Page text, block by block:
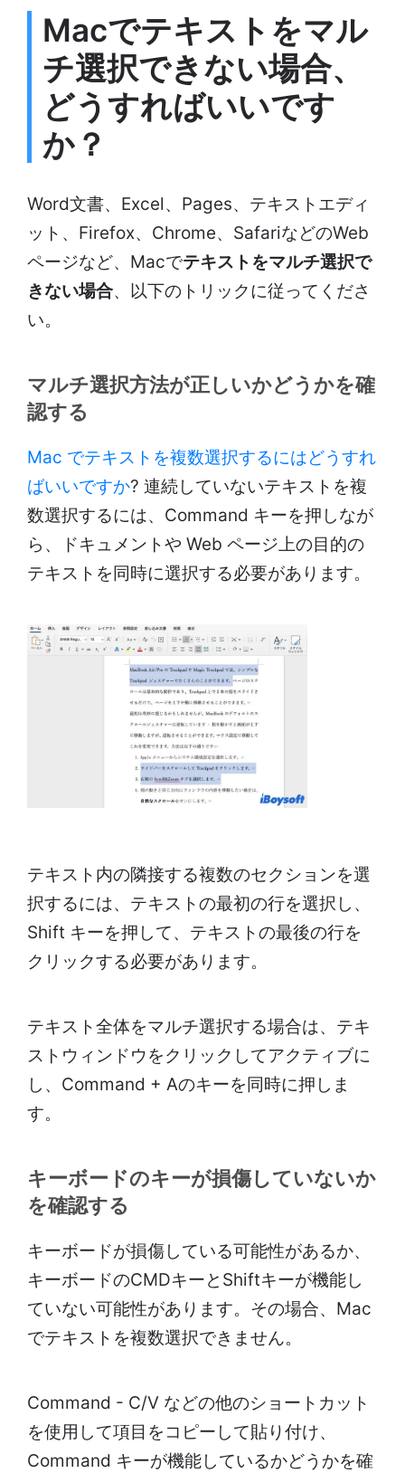
Macでテキストをマル
チ選択できない場合、
どうすればいいです
か？
Word文書、Excel、Pages、テキストエディ
ット、Firefox、Chrome、SafariなどのWeb
ページなど、Macでテキストをマルチ選択で
きない場合、以下のトリックに従ってくださ
い。
マルチ選択方法が正しいかどうかを確
認する
Mac でテキストを複数選択するにはどうすれ
ばいいですか? 連続していないテキストを複
数選択するには、Command キーを押しなが
ら、ドキュメントや Web ページ上の目的の
テキストを同時に選択する必要があります。
テキスト内の隣接する複数のセクションを選
択するには、テキストの最初の行を選択し、
Shift キーを押して、テキストの最後の行を
クリックする必要があります。
テキスト全体をマルチ選択する場合は、テキ
ストウィンドウをクリックしてアクティブに
し、Command + Aのキーを同時に押しま
す。
キーボードのキーが損傷していないか
を確認する
キーボードが損傷している可能性があるか、
キーボードのCMDキーとShiftキーが機能し
ていない可能性があります。その場合、Mac
でテキストを複数選択できません。
Command - C/V などの他のショートカット
を使用して項目をコピーして貼り付け、
Command キーが機能しているかどうかを確